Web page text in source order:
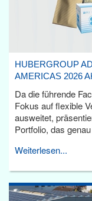
HUBERGROUP
AMERICAS 2026
Da die führende
Fokus auf flexible
ausweitet,
Portfolio, das
Weiterlesen...